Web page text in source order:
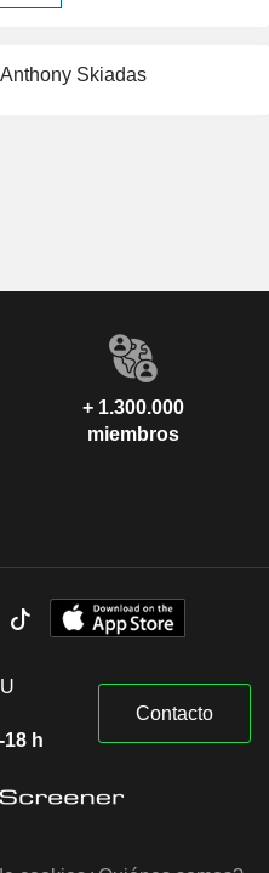
Anthony Skiadas
+ 1.300.000
miembros
18 h
Contacto